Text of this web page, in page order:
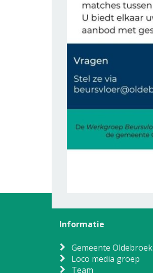
Informatie
Gemeente Oldebroek
Loco media groep
Team